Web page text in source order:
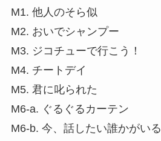
M1. 他人のそら似
M2. おいでシャンプー
M3. ジコチューで行こう！
M4. チートデイ
M5. 君に叱られた
M6-a. ぐるぐるカーテン
M6-b. 今、話したい誰かがいる